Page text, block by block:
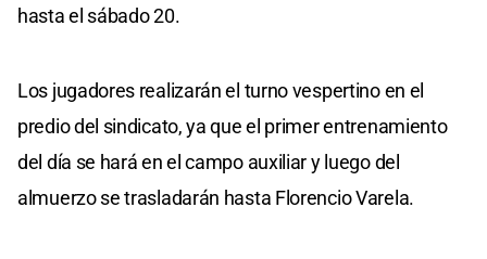
hasta el sábado 20.
Los jugadores realizarán el turno vespertino en el
predio del sindicato, ya que el primer entrenamiento
del día se hará en el campo auxiliar y luego del
almuerzo se trasladarán hasta Florencio Varela.